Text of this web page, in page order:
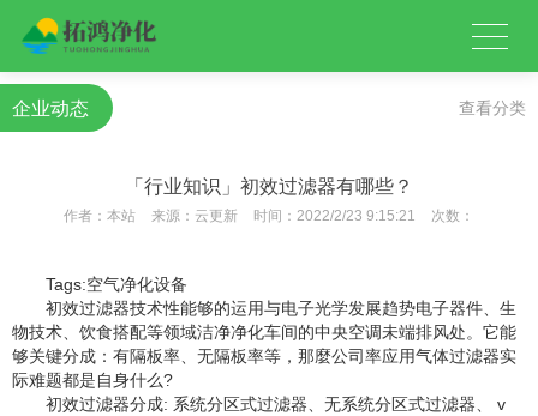
企业动态 查看分类
「行业知识」初效过滤器有哪些？
作者： 本站 来源： 云更新 时间： 2022/2/23 9:15:21 次数：
Tags:空气净化设备
初效过滤器技术性能够的运用与电子光学发展趋势电子器件、生
物技术、饮食搭配等领域洁净净化车间的中央空调未端排风处。它能
够关键分成：有隔板率、无隔板率等，那麼公司率应用气体过滤器实
际难题都是自身什么?
初效过滤器分成: 系统分区式过滤器、无系统分区式过滤器、 v